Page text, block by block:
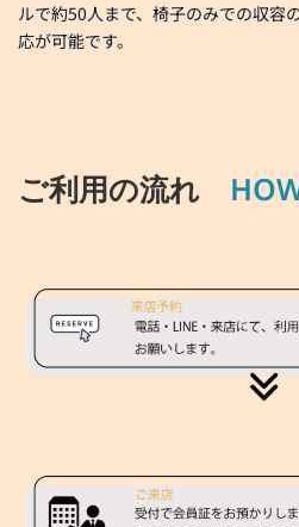
ルで約50人まで、椅子のみでの収容
応が可能です。
ご利用の流れ